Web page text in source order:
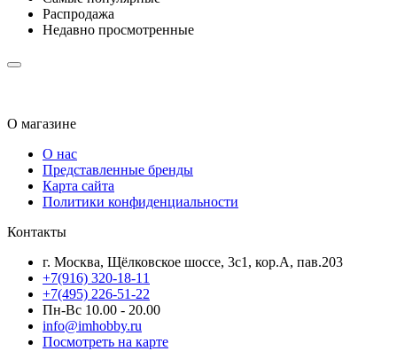
Распродажа
Недавно просмотренные
О магазине
О нас
Представленные бренды
Карта сайта
Политики конфиденциальности
Контакты
г. Москва, Щёлковское шоссе, 3с1, кор.А, пав.203
+7(916) 320-18-11
+7(495) 226-51-22
Пн-Вс 10.00 - 20.00
info@imhobby.ru
Посмотреть на карте